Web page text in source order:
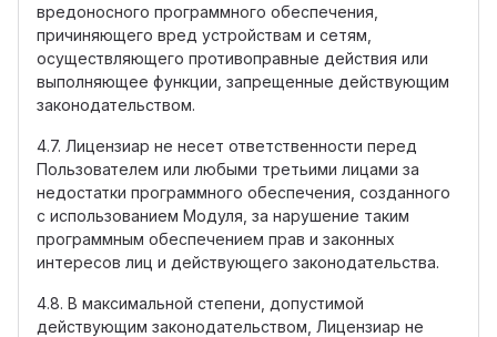
вредоносного программного обеспечения,
причиняющего вред устройствам и сетям,
осуществляющего противоправные действия или
выполняющее функции, запрещенные действующим
законодательством.
4.7. Лицензиар не несет ответственности перед
Пользователем или любыми третьими лицами за
недостатки программного обеспечения, созданного
с использованием Модуля, за нарушение таким
программным обеспечением прав и законных
интересов лиц и действующего законодательства.
4.8. В максимальной степени, допустимой
действующим законодательством, Лицензиар не